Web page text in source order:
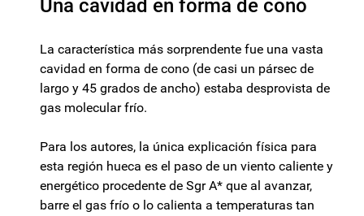
Una cavidad en forma de cono
La característica más sorprendente fue una vasta
cavidad en forma de cono (de casi un pársec de
largo y 45 grados de ancho) estaba desprovista de
gas molecular frío.
Para los autores, la única explicación física para
esta región hueca es el paso de un viento caliente y
energético procedente de Sgr A* que al avanzar,
barre el gas frío o lo calienta a temperaturas tan